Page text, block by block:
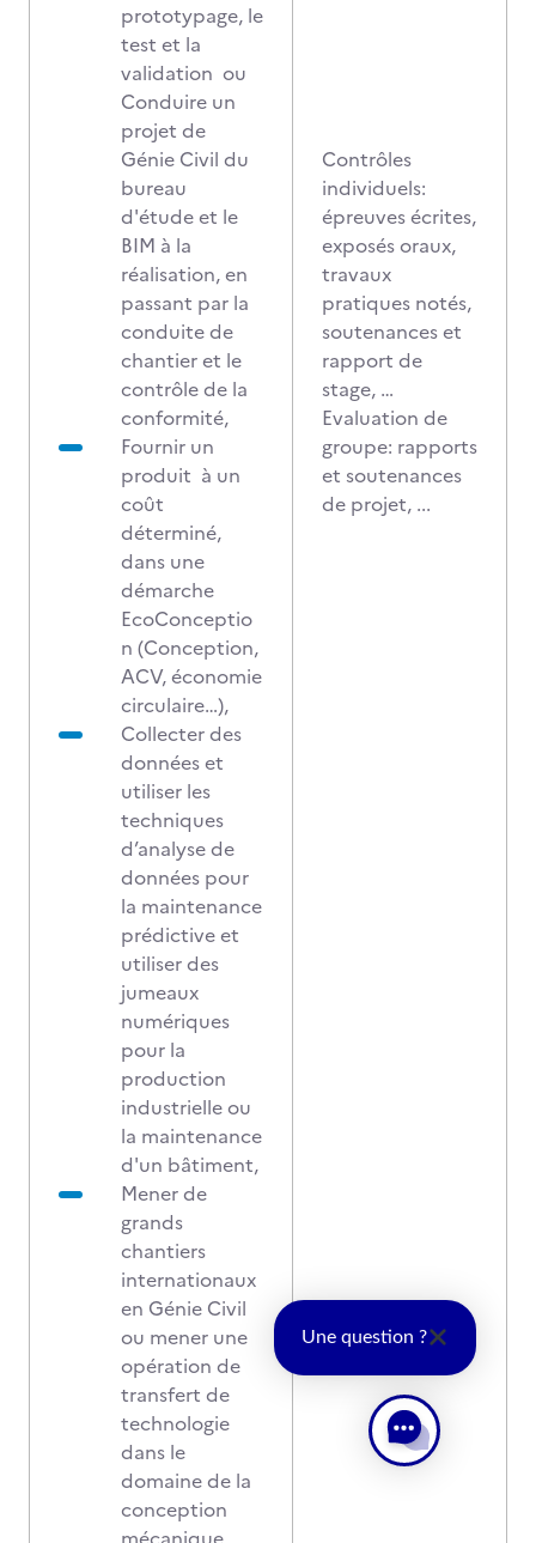
prototypage, le
test et la
validation ou
Conduire un
projet de
Génie Civil du
bureau
d'étude et le
BIM à la
réalisation, en
passant par la
conduite de
chantier et le
contrôle de la
conformité,
Fournir un
produit à un
coût
déterminé,
dans une
démarche
EcoConceptio
n (Conception,
ACV, économie
circulaire…),
Collecter des
données et
utiliser les
techniques
d’analyse de
données pour
la maintenance
prédictive et
utiliser des
jumeaux
numériques
pour la
production
industrielle ou
la maintenance
d'un bâtiment,
Mener de
grands
chantiers
internationaux
en Génie Civil
ou mener une
opération de
transfert de
technologie
dans le
domaine de la
conception
Contrôles
individuels:
épreuves écrites,
exposés oraux,
travaux
pratiques notés,
soutenances et
rapport de
stage, …
Evaluation de
groupe: rapports
et soutenances
de projet, ...
Une question ?